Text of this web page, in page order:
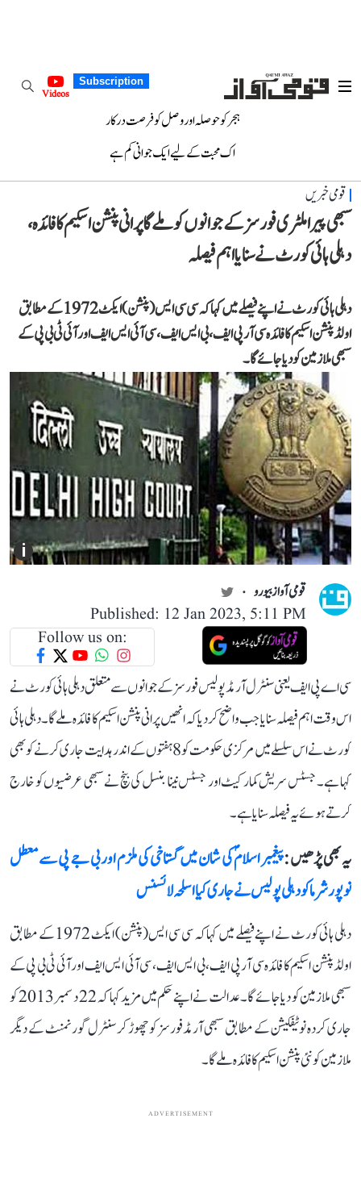
Subscription
Videos
ہجر کو حوصلہ اور وصل کو فرصت درکار
اک محبت کے لیے ایک جوانی کم ہے
قومی خبریں
سبھی پیراملٹری فورسز کے جوانوں کو ملے گا پرانی پنشن اسکیم کا فائدہ،
دہلی ہائی کورٹ نے سنایا اہم فیصلہ
دہلی ہائی کورٹ نے اپنے فیصلے میں کہا کہ سی سی ایس (پنشن) ایکٹ 1972 کے مطابق
اولڈ پنشن اسکیم کا فائدہ سی آر پی ایف، بی ایس ایف، سی آئی ایس ایف اور آئی ٹی بی پی کے
سبھی ملازمین کو دیا جائے گا۔
i
قومی آواز بیورو
Published: 12 Jan 2023, 5:11 PM
Follow us on:
سی اے پی ایف یعنی سنٹرل آرمڈ پولیس فورسز کے جوانوں سے متعلق دہلی ہائی کورٹ نے
اس وقت اہم فیصلہ سنایا جب واضح کر دیا کہ انھیں پرانی پنشن اسکیم کا فائدہ ملے گا۔ دہلی ہائی
کورٹ نے اس سلسلے میں مرکزی حکومت کو 8 ہفتوں کے اندر ہدایت جاری کرنے کو بھی
کہا ہے۔ جسٹس سریش کمار کیٹ اور جسٹس نینا بنسل کی بنچ نے سبھی عرضیوں کو خارج
کرتے ہوئے یہ فیصلہ سنایا ہے۔
یہ بھی پڑھیں :پیغمبر اسلامؐ کی شان میں گستاخی کی ملزم اور بی جے پی سے معطل
نوپور شرما کو دہلی پولیس نے جاری کیا اسلحہ لائسنس
دہلی ہائی کورٹ نے اپنے فیصلے میں کہا کہ سی سی ایس (پنشن) ایکٹ 1972 کے مطابق
اولڈ پنشن اسکیم کا فائدہ سی آر پی ایف، بی ایس ایف، سی آئی ایس ایف اور آئی ٹی بی پی کے
سبھی ملازمین کو دیا جائے گا۔ عدالت نے اپنے حکم میں مزید کہا کہ 22 دسمبر 2013 کو
جاری کردہ نوٹیفکیشن کے مطابق سبھی آرمڈ فورسز کو چھوڑ کر سنٹرل گورنمنٹ کے دیگر
ملازمین کو نئی پنشن اسکیم کا فائدہ ملے گا۔
ADVERTISEMENT